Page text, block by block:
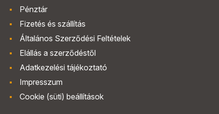
Pénztár
Fizetés és szállítás
Általános Szerződési Feltételek
Elállás a szerződéstől
Adatkezelési tájékoztató
Impresszum
Cookie (süti) beállítások